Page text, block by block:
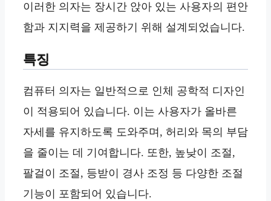
이러한 의자는 장시간 앉아 있는 사용자의 편안
함과 지지력을 제공하기 위해 설계되었습니다.
특징
컴퓨터 의자는 일반적으로 인체 공학적 디자인
이 적용되어 있습니다. 이는 사용자가 올바른
자세를 유지하도록 도와주며, 허리와 목의 부담
을 줄이는 데 기여합니다. 또한, 높낮이 조절,
팔걸이 조절, 등받이 경사 조정 등 다양한 조절
기능이 포함되어 있습니다.